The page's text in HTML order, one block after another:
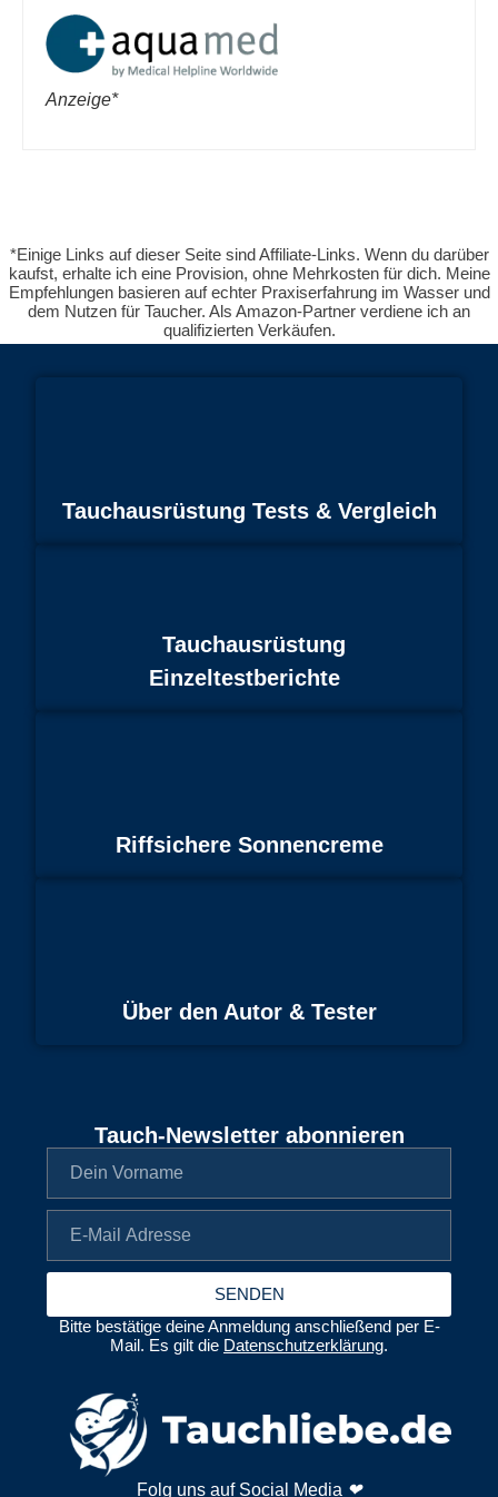
Anzeige*
*Einige Links auf dieser Seite sind Affiliate-Links. Wenn du darüber
kaufst, erhalte ich eine Provision, ohne Mehrkosten für dich. Meine
Empfehlungen basieren auf echter Praxiserfahrung im Wasser und
dem Nutzen für Taucher. Als Amazon-Partner verdiene ich an
qualifizierten Verkäufen.
Tauchausrüstung Tests & Vergleich
Tauchausrüstung
Einzeltestberichte
Riffsichere Sonnencreme
Über den Autor & Tester
Folg uns auf Social Media ❤
Tauch-Newsletter abonnieren
SENDEN
Bitte bestätige deine Anmeldung anschließend per E-
Mail. Es gilt die Datenschutzerklärung.